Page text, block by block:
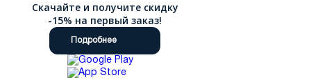
Скачайте и получите скидку
-15% на первый заказ!
Подробнее